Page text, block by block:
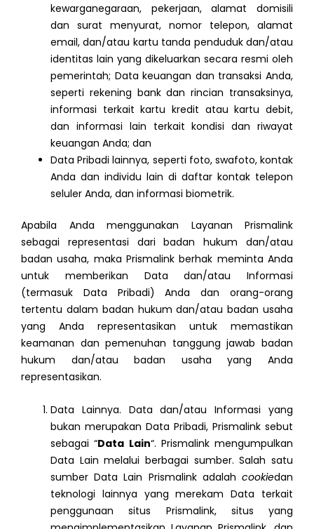
kewarganegaraan, pekerjaan, alamat domisili
dan surat menyurat, nomor telepon, alamat
email, dan/atau kartu tanda penduduk dan/atau
identitas lain yang dikeluarkan secara resmi oleh
pemerintah; Data keuangan dan transaksi Anda,
seperti rekening bank dan rincian transaksinya,
informasi terkait kartu kredit atau kartu debit,
dan informasi lain terkait kondisi dan riwayat
keuangan Anda; dan
Data Pribadi lainnya, seperti foto, swafoto, kontak
Anda dan individu lain di daftar kontak telepon
seluler Anda, dan informasi biometrik.
Apabila Anda menggunakan Layanan Prismalink
sebagai representasi dari badan hukum dan/atau
badan usaha, maka Prismalink berhak meminta Anda
untuk memberikan Data dan/atau Informasi
(termasuk Data Pribadi) Anda dan orang-orang
tertentu dalam badan hukum dan/atau badan usaha
yang Anda representasikan untuk memastikan
keamanan dan pemenuhan tanggung jawab badan
hukum dan/atau badan usaha yang Anda
representasikan.
Data Lainnya. Data dan/atau Informasi yang
bukan merupakan Data Pribadi, Prismalink sebut
sebagai “Data Lain“. Prismalink mengumpulkan
Data Lain melalui berbagai sumber. Salah satu
sumber Data Lain Prismalink adalah cookiedan
teknologi lainnya yang merekam Data terkait
penggunaan situs Prismalink, situs yang